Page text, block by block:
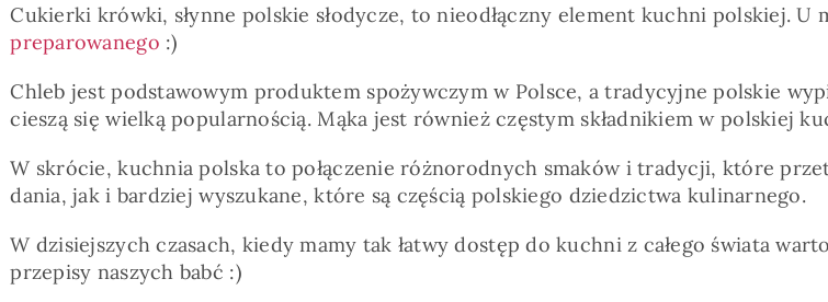
Cukierki krówki, słynne polskie słodycze, to nieodłączny element kuchni polskiej.
preparowanego :)
Chleb jest podstawowym produktem spożywczym w Polsce, a tradycyjne polskie
cieszą się wielką popularnością. Mąka jest również częstym składnikiem w polskiej
W skrócie, kuchnia polska to połączenie różnorodnych smaków i tradycji, które
dania, jak i bardziej wyszukane, które są częścią polskiego dziedzictwa kulinarnego.
W dzisiejszych czasach, kiedy mamy tak łatwy dostęp do kuchni z całego świata
przepisy naszych babć :)